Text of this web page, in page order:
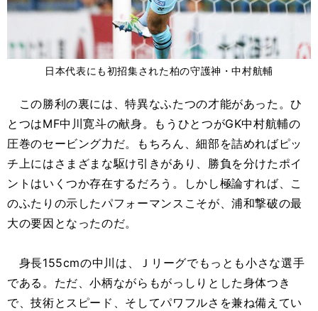
日本代表にも初招集された柏の守護神・中村航輔
この勝利の裏には、特異なふたつの才能があった。ひ
とつはMF中川寛斗の献身。もうひとつがGK中村航輔の
圧巻のセービング力だ。もちろん、細部を詰めればピッ
チ上にはさまざまな駆け引きがあり、勝負を分けたポイ
ントはいくつか存在するだろう。しかし極論すれば、こ
のふたりの示したパフォーマンスこそが、浦和撃破の最
大の要因となったのだ。
身長155cmの中川は、Ｊリーグでもっとも小さな選手
である。ただ、小柄ながらもがっしりとした身体つき
で、技術とスピード、そしてパワフルさを兼ね備えてい